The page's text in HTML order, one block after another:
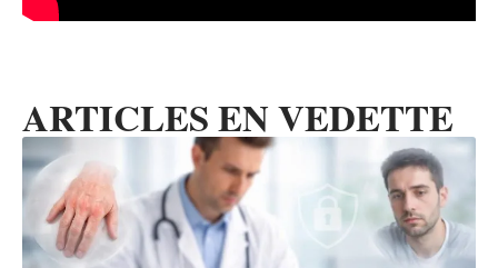
ARTICLES EN VEDETTE